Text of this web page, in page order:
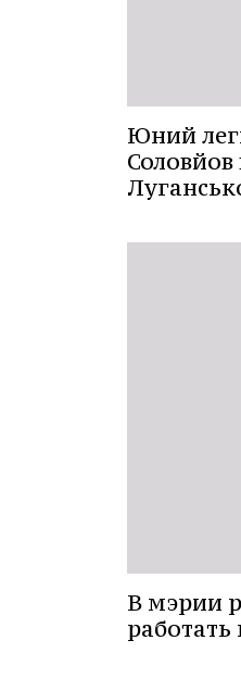
Юний
Соловйов
В мэрии